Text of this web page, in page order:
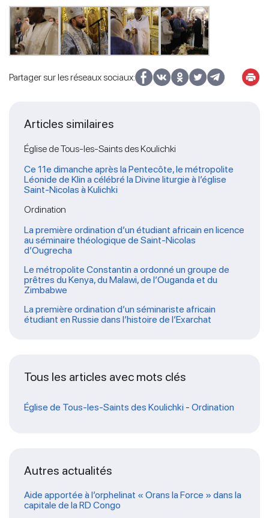
Partager sur les réseaux sociaux:
Articles similaires
Église de Tous-les-Saints des Koulichki
Ce 11e dimanche après la Pentecôte, le métropolite
Léonide de Klin a célébré la Divine liturgie à l’église
Saint-Nicolas à Kulichki
Ordination
La première ordination d’un étudiant africain en licence
au séminaire théologique de Saint-Nicolas
d’Ougrecha
Le métropolite Constantin a ordonné un groupe de
prêtres du Kenya, du Malawi, de l’Ouganda et du
Zimbabwe
La première ordination d’un séminariste africain
étudiant en Russie dans l’histoire de l’Exarchat
Tous les articles avec mots clés
Église de Tous-les-Saints des Koulichki - Ordination
Autres actualités
Aide apportée à l’orphelinat « Orans la Force » dans la
capitale de la RD Congo